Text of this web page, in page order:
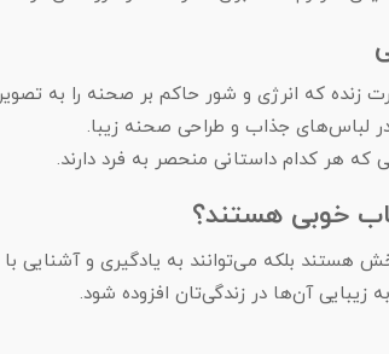
زنده که انرژی و شور حاکم بر صحنه را به
در لباس‌های جذاب و طراحی صحنه زیبا.
هر کدام داستانی منحصر به فرد دارند.
خوبی هستند؟
بلکه می‌توانند به یادگیری و آشنایی
آن‌ها در زندگی‌تان افزوده شود.